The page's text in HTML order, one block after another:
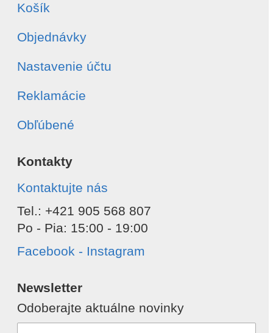
Košík
Objednávky
Nastavenie účtu
Reklamácie
Obľúbené
Kontakty
Kontaktujte nás
Tel.: +421 905 568 807
Po - Pia: 15:00 - 19:00
Facebook - Instagram
Newsletter
Odoberajte aktuálne novinky